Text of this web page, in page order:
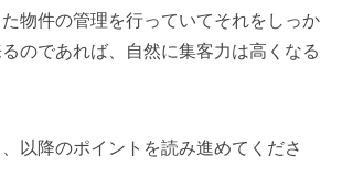
物件の管理を行っていてそれをしっか
のであれば、自然に集客力は高くなる
以降のポイントを読み進めてくださ